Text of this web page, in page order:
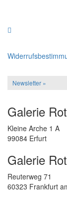
Newsletter »
Galerie
Kleine Arche 1 A
99084 Erfurt
Galerie
Reuterweg 71
60323 Frankfurt